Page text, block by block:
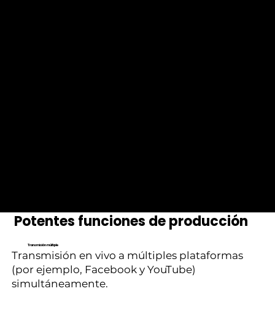
Potentes funciones de producción
Transmisión múltiple
Transmisión en vivo a múltiples plataformas
(por ejemplo, Facebook y YouTube)
simultáneamente.